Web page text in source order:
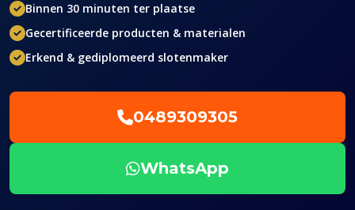
Binnen 30 minuten ter plaatse
Gecertificeerde producten & materialen
Erkend & gediplomeerd slotenmaker
0489309305
WhatsApp